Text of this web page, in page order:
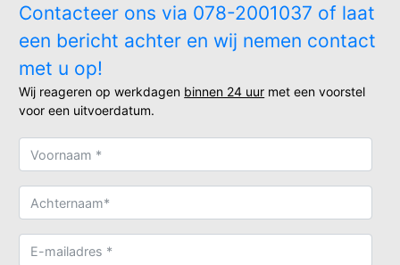
Contacteer ons via 078-2001037 of laat
een bericht achter en wij nemen contact
met u op!
Wij reageren op werkdagen binnen 24 uur met een voorstel
voor een uitvoerdatum.